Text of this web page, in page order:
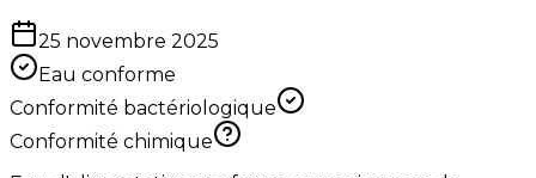
25 novembre 2025
Eau conforme
Conformité bactériologique
Conformité chimique